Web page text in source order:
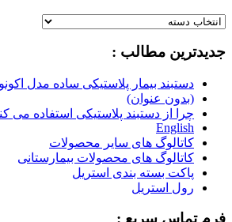
دسته
محصولات
جدیدترین مطالب :
دستبند بیمار پلاستیکی ساده مدل
(بدون عنوان)
چرا از دستبند پلاستیکی استفاده می
English
کاتالوگ های سایر محصولات
کاتالوگ های محصولات بیمارستانی
پاکت بسته بندی استریل
رول استریل
فرم تماس سریع :